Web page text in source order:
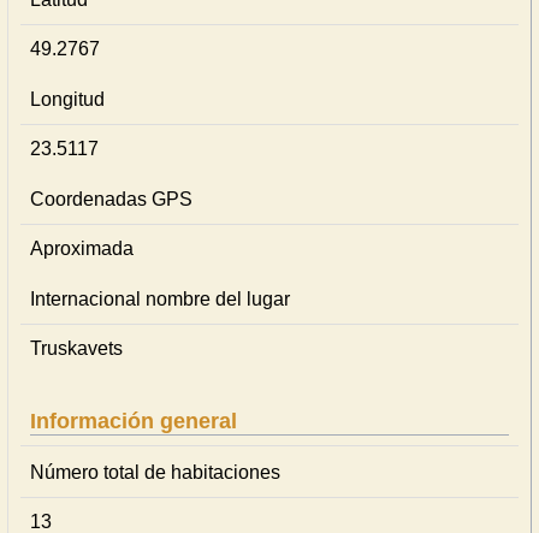
49.2767
Longitud
23.5117
Coordenadas GPS
Aproximada
Internacional nombre del lugar
Truskavets
Información general
Número total de habitaciones
13